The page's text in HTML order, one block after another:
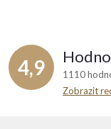
4,9
1110
Zobrazit